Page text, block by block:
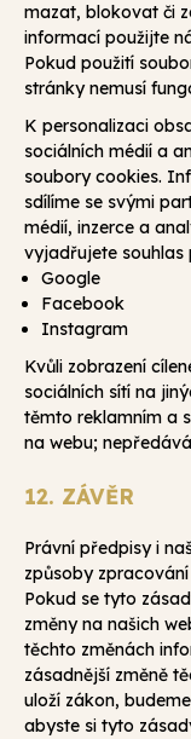
mazat, blokovat či
informací použijte
Pokud použití
stránky nemusí
K personalizaci
sociálních médií a
soubory cookies.
sdílíme se svými
médií, inzerce a
vyjadřujete souhlas
Google
Facebook
Instagram
Kvůli zobrazení
sociálních sítí na
těmto reklamním a
na webu;
12. ZÁVĚR
Právní předpisy i
způsoby
Pokud se tyto
změny na našich
těchto změnách
zásadnější změně
uloží zákon,
abyste si tyto